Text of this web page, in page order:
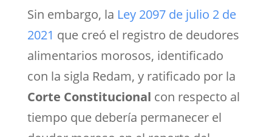
Sin embargo, la Ley 2097 de julio 2 de
2021 que creó el registro de deudores
alimentarios morosos, identificado
con la sigla Redam, y ratificado por la
Corte Constitucional con respecto al
tiempo que debería permanecer el